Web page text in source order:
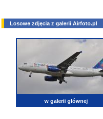
Losowe zdjęcia z galerii Airfoto.pl
w galerii głównej